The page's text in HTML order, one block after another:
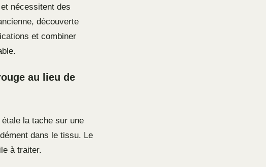
nécessitent des
découverte
et combiner
au lieu de
la tache sur une
dans le tissu. Le
à traiter.